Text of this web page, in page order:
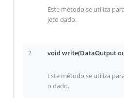
Este método se utiliza
jeto dado.
2 void write(DataOutput
Este método se utiliza
o dado.